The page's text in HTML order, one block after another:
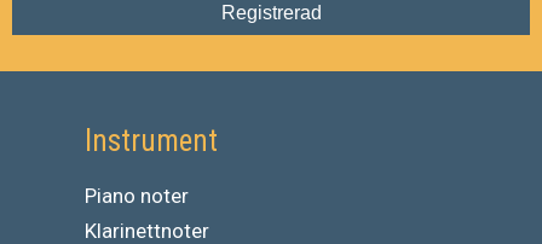
Registrerad
Instrument
Piano noter
Klarinettnoter